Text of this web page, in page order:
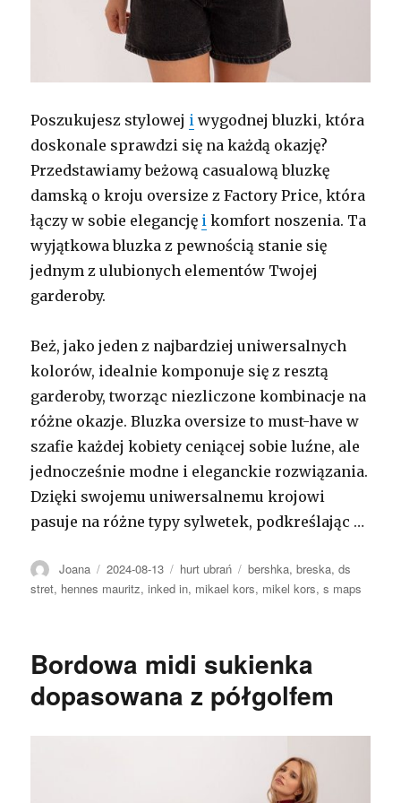
Poszukujesz stylowej i wygodnej bluzki, która
doskonale sprawdzi się na każdą okazję?
Przedstawiamy beżową casualową bluzkę
damską o kroju oversize z Factory Price, która
łączy w sobie elegancję i komfort noszenia. Ta
wyjątkowa bluzka z pewnością stanie się
jednym z ulubionych elementów Twojej
garderoby.
Beż, jako jeden z najbardziej uniwersalnych
kolorów, idealnie komponuje się z resztą
garderoby, tworząc niezliczone kombinacje na
różne okazje. Bluzka oversize to must-have w
szafie każdej kobiety ceniącej sobie luźne, ale
jednocześnie modne i eleganckie rozwiązania.
Dzięki swojemu uniwersalnemu krojowi
pasuje na różne typy sylwetek, podkreślając …
Autor
Joana Opublikowano
2024-08-13 Kategorie
hurt ubrań Tagi
bershka,breska,ds
stret, hennes mauritz,inked in, mikael kors, mikel kors,s maps
Bordowa midi sukienka
dopasowana z półgolfem